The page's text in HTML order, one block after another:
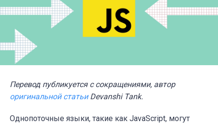
Перевод публикуется с сокращениями, автор
оригинальной статьиDevanshi Tank.
Однопоточные языки, такие как JavaScript, могут